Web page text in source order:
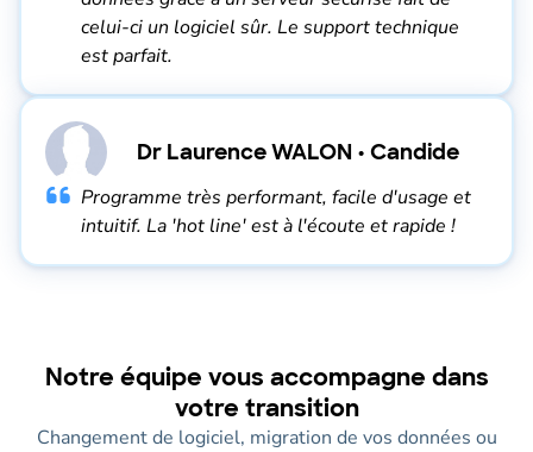
celui-ci un logiciel sûr. Le support technique
est parfait.
Dr Laurence WALON • Candide
Programme très performant, facile d'usage et
intuitif. La 'hot line' est à l'écoute et rapide !
Notre équipe vous accompagne dans
votre transition
Changement de logiciel, migration de vos données ou